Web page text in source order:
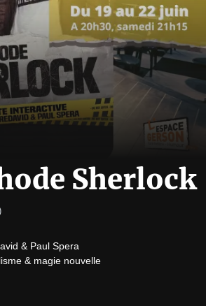
Sherlock
& Paul Spera
& magie nouvelle